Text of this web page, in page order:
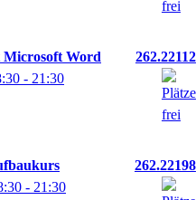
Microsoft Word
262.22112
- 21:30
262.22198
- 21:30